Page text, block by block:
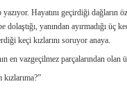
Hayatını geçirdiği dağların
dolaştığı, yanından ayırmadığı üç
keçi kızlarını soruyor anaya.
en vazgeçilmez parçalarından olan